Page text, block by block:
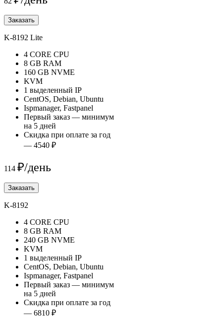
Заказать
K-8192 Lite
4 CORE CPU
8 GB RAM
160 GB NVME
KVM
1 выделенный IP
CentOS, Debian, Ubuntu
Ispmanager, Fastpanel
Первый заказ — минимум
на 5 дней
Скидка при оплате за год
— 4540 ₽
114 ₽/день
Заказать
K-8192
4 CORE CPU
8 GB RAM
240 GB NVME
KVM
1 выделенный IP
CentOS, Debian, Ubuntu
Ispmanager, Fastpanel
Первый заказ — минимум
на 5 дней
Скидка при оплате за год
— 6810 ₽